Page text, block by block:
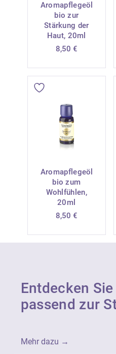
Aromapflegeöl
bio zur
Stärkung der
Haut, 20ml
8,50 €
Aromapflegeöl
bio zum
Wohlfühlen,
20ml
8,50 €
Entdecken
passend zur
Mehr dazu →